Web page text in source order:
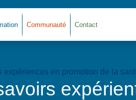
Communauté Contact